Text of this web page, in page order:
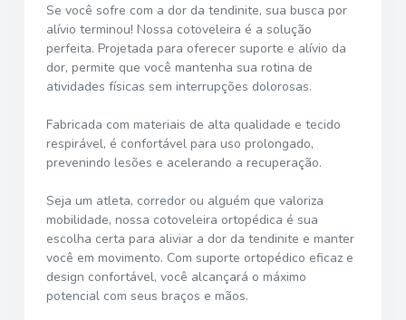
Se você sofre com a dor da tendinite, sua busca por
alívio terminou! Nossa cotoveleira é a solução
perfeita. Projetada para oferecer suporte e alívio da
dor, permite que você mantenha sua rotina de
atividades físicas sem interrupções dolorosas.
Fabricada com materiais de alta qualidade e tecido
respirável, é confortável para uso prolongado,
prevenindo lesões e acelerando a recuperação.
Seja um atleta, corredor ou alguém que valoriza
mobilidade, nossa cotoveleira ortopédica é sua
escolha certa para aliviar a dor da tendinite e manter
você em movimento. Com suporte ortopédico eficaz e
design confortável, você alcançará o máximo
potencial com seus braços e mãos.